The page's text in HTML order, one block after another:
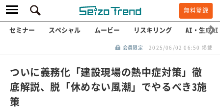
無料登録
セミナー スペシャル ムービー リスキリング AI・生成AI
会員限定 2025/06/02 06:50 掲載
ついに義務化「建設現場の熱中症対策」徹
底解説、脱「休めない風潮」でやるべき3施
策